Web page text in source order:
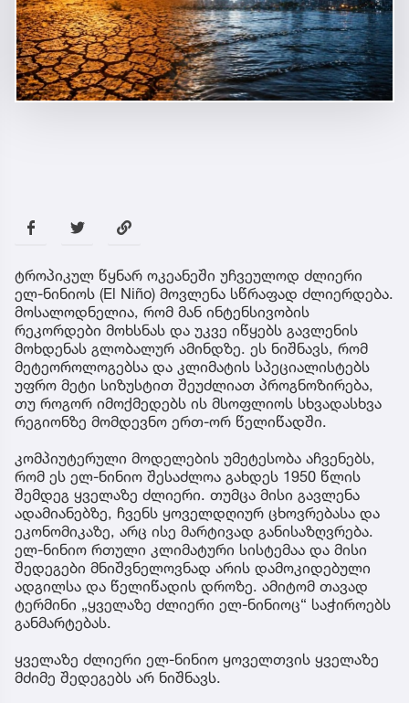
ტროპიკულ წყნარ ოკეანეში უჩვეულოდ ძლიერი
ელ-ნინიოს (El Niño) მოვლენა სწრაფად ძლიერდება.
მოსალოდნელია, რომ მან ინტენსივობის
რეკორდები მოხსნას და უკვე იწყებს გავლენის
მოხდენას გლობალურ ამინდზე. ეს ნიშნავს, რომ
მეტეოროლოგებსა და კლიმატის სპეციალისტებს
უფრო მეტი სიზუსტით შეუძლიათ პროგნოზირება,
თუ როგორ იმოქმედებს ის მსოფლიოს სხვადასხვა
რეგიონზე მომდევნო ერთ-ორ წელიწადში.
კომპიუტერული მოდელების უმეტესობა აჩვენებს,
რომ ეს ელ-ნინიო შესაძლოა გახდეს 1950 წლის
შემდეგ ყველაზე ძლიერი. თუმცა მისი გავლენა
ადამიანებზე, ჩვენს ყოველდღიურ ცხოვრებასა და
ეკონომიკაზე, არც ისე მარტივად განისაზღვრება.
ელ-ნინიო რთული კლიმატური სისტემაა და მისი
შედეგები მნიშვნელოვნად არის დამოკიდებული
ადგილსა და წელიწადის დროზე. ამიტომ თავად
ტერმინი „ყველაზე ძლიერი ელ-ნინიოც“ საჭიროებს
განმარტებას.
ყველაზე ძლიერი ელ-ნინიო ყოველთვის ყველაზე
მძიმე შედეგებს არ ნიშნავს.